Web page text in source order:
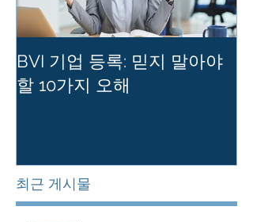
BVI 기업 등록: 믿지 말아야
할 10가지 오해
최근 게시물